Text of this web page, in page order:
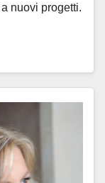
nuovi progetti.